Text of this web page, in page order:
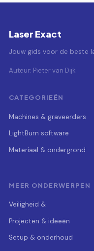
Laser Exact
Jouw gids voor de beste
Auteur: Pieter van Dijk
CATEGORIEËN
Machines & graveerders
LightBurn software
Materiaal & ondergrond
MEER ONDERWERPEN
Veiligheid &
Projecten & ideeën
Setup & onderhoud